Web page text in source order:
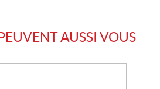
AUSSI VOUS